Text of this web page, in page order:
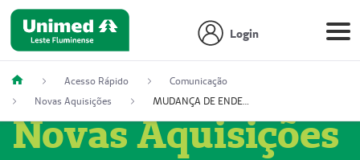
Login
Acesso Rápido
Comunicação
Novas Aquisições
MUDANÇA DE ENDEREÇO - DIAGITAB SERVIÇOS MÉDICOS LTDA (54003267-5)
Novas Aquisições